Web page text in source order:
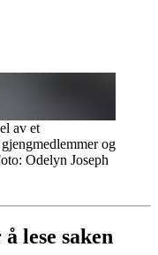
av et
og
Odelyn Joseph
lese saken